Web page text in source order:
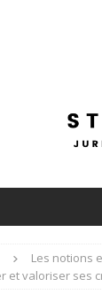
Les notions
et valoriser ses